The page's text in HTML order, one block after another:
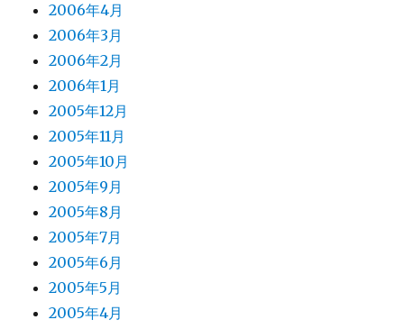
2006年4月
2006年3月
2006年2月
2006年1月
2005年12月
2005年11月
2005年10月
2005年9月
2005年8月
2005年7月
2005年6月
2005年5月
2005年4月